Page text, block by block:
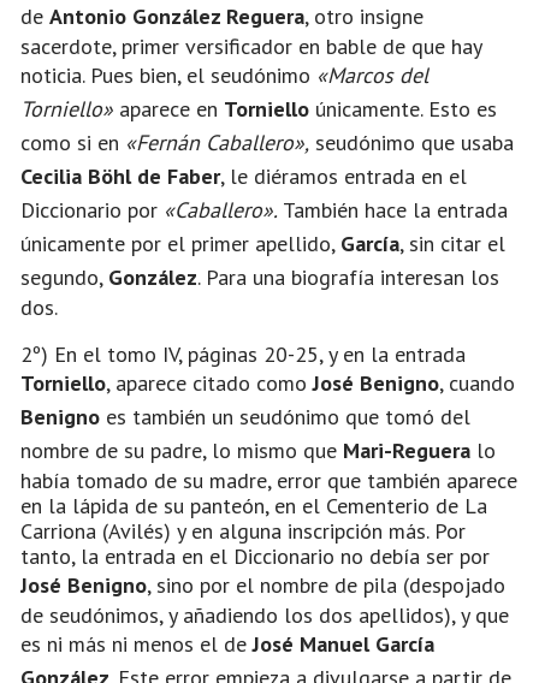
de Antonio González Reguera, otro insigne
sacerdote, primer versificador en bable de que hay
noticia. Pues bien, el seudónimo «Marcos del
Torniello» aparece en Torniello únicamente. Esto es
como si en «Fernán Caballero», seudónimo que usaba
Cecilia Böhl de Faber, le diéramos entrada en el
Diccionario por «Caballero». También hace la entrada
únicamente por el primer apellido, García, sin citar el
segundo, González. Para una biografía interesan los
dos.
2º) En el tomo IV, páginas 20-25, y en la entrada
Torniello, aparece citado comoJosé Benigno, cuando
Benigno es también un seudónimo que tomó del
nombre de su padre, lo mismo que Mari-Reguera lo
había tomado de su madre, error que también aparece
en la lápida de su panteón, en el Cementerio de La
Carriona (Avilés) y en alguna inscripción más. Por
tanto, la entrada en el Diccionario no debía ser por
José Benigno, sino por el nombre de pila (despojado
de seudónimos, y añadiendo los dos apellidos), y que
es ni más ni menos el deJosé Manuel García
González . Este error empieza a divulgarse a partir de